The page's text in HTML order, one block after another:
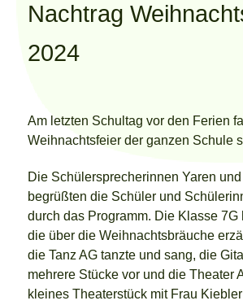
Nachtrag
2024
Am letzten Schultag vor den Ferien
Weihnachtsfeier der ganzen Schule
Die Schülersprecherinnen Yaren
begrüßten die Schüler und
durch das Programm. Die Klasse 7G
die über die Weihnachtsbräuche
die Tanz AG tanzte und sang, die
mehrere Stücke vor und die Theater
kleines Theaterstück mit Frau